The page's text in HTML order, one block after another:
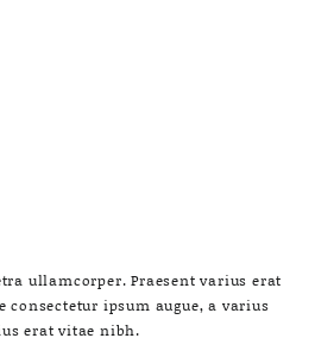
ullamcorper. Praesent varius erat
consectetur ipsum augue, a varius
erat vitae nibh.